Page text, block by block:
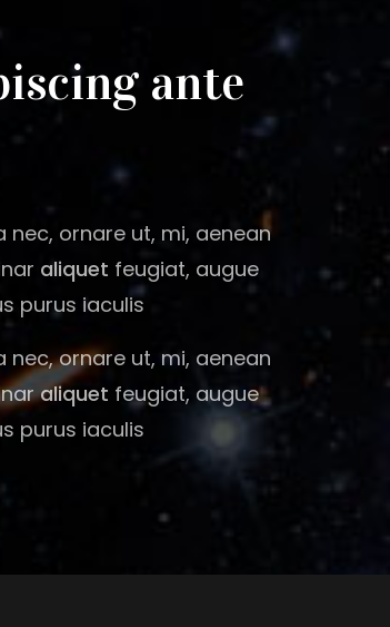
ante
nec, ornare ut, mi, aenean
aliquet feugiat, augue
purus iaculis
nec, ornare ut, mi, aenean
aliquet feugiat, augue
purus iaculis